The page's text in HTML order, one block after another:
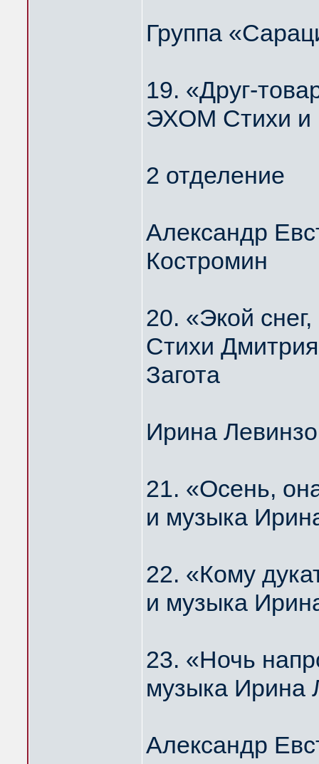
Группа
19. «Друг-
ЭХОМ Стихи и
2 отделение
Александр
Костромин
20. «Экой
Стихи
Загота
Ирина
21. «Осень,
и музыка
22. «Кому
и музыка
23. «Ночь
музыка Ирина
Александр